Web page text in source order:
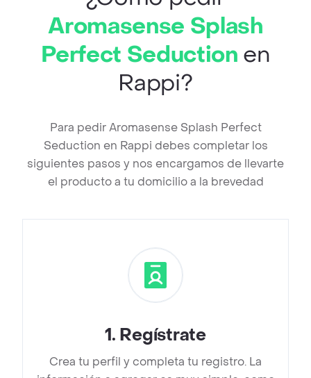
Aromasense Splash
Perfect Seduction en
Rappi?
Para pedir Aromasense Splash Perfect
Seduction en Rappi debes completar los
siguientes pasos y nos encargamos de llevarte
el producto a tu domicilio a la brevedad
1. Regístrate
Crea tu perfil y completa tu registro. La